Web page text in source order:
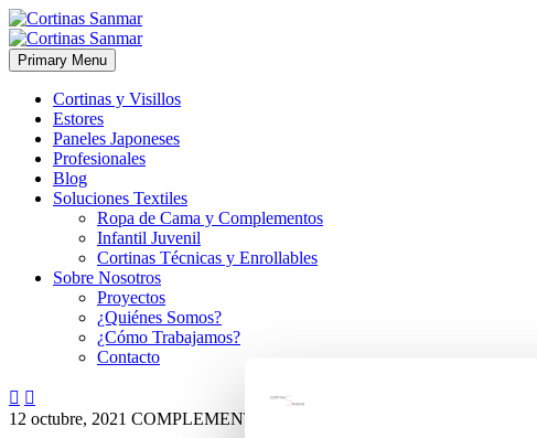
Primary Menu
Cortinas y Visillos
Estores
Paneles Japoneses
Profesionales
Blog
Soluciones Textiles
Ropa de Cama y Complementos
Infantil Juvenil
Cortinas Técnicas y Enrollables
Sobre Nosotros
Proyectos
¿Quiénes Somos?
¿Cómo Trabajamos?
Contacto
 
12 octubre, 2021 COMPLEMENTOS